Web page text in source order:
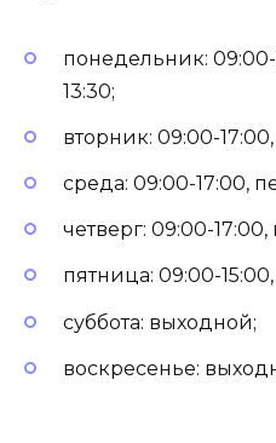
понедельник:
13:30;
вторник: 09:00-
среда: 09:00-17:00,
четверг: 09:00-
пятница: 09:00-
суббота: выходной;
воскресенье: